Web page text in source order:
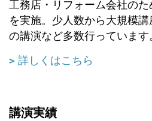
工務店・リフォーム会社の
を実施。少人数から大規模
の講演など多数行っています
詳しくはこちら
講演実績